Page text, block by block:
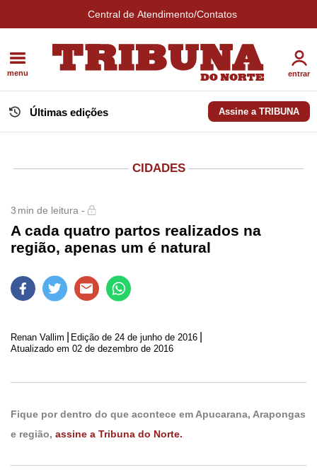
Central de Atendimento/Contatos
menu entrar
Últimas edições Assine a TRIBUNA
CIDADES
3 min de leitura -
A cada quatro partos realizados na
região, apenas um é natural
Renan Vallim Edição de 24 de junho de 2016
Atualizado em 02 de dezembro de 2016
Fique por dentro do que acontece em Apucarana, Arapongas
e região, assine a Tribuna do Norte.